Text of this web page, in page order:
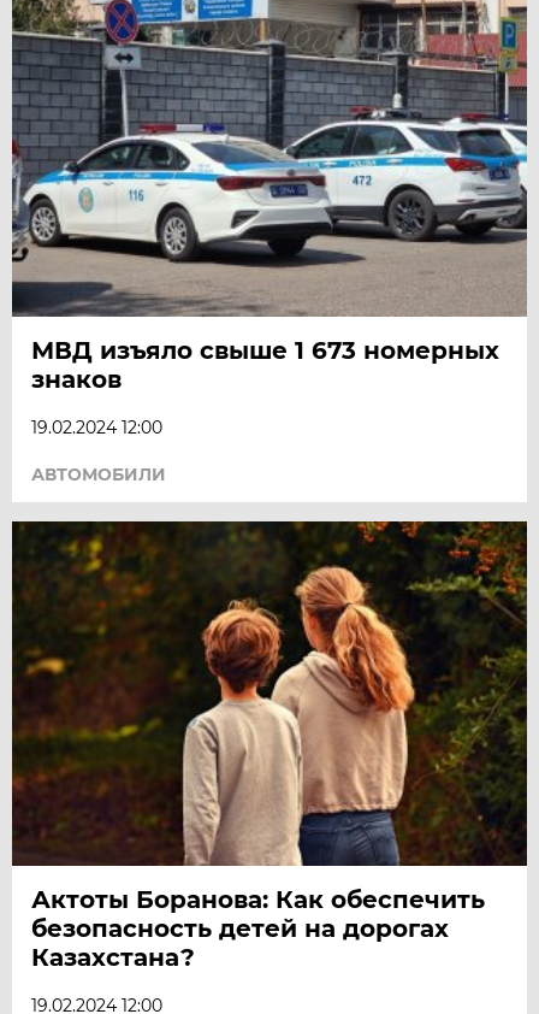
МВД изъяло свыше 1 673 номерных
знаков
19.02.2024 12:00
АВТОМОБИЛИ
Актоты Боранова: Как обеспечить
безопасность детей на дорогах
Казахстана?
19.02.2024 12:00